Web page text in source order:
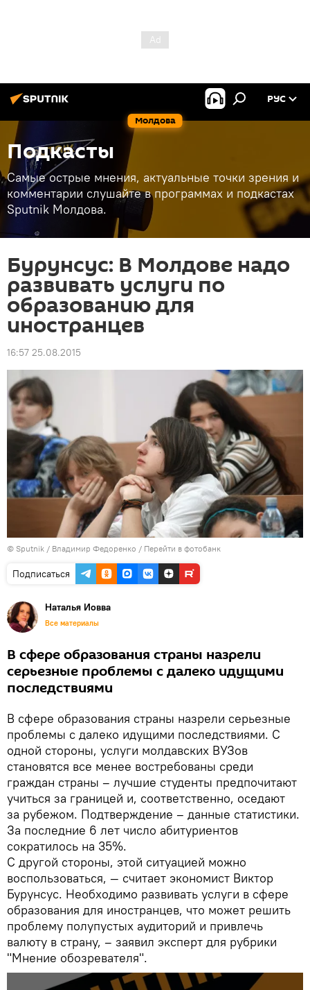
Молдова
РУС
Подкасты
Самые острые мнения, актуальные точки зрения и
комментарии слушайте в программах и подкастах
Sputnik Молдова.
Бурунсус: В Молдове надо
развивать услуги по
образованию для
иностранцев
16:57 25.08.2015
© Sputnik / Владимир Федоренко / Перейти в фотобанк
Подписаться
Наталья Иовва
Все материалы
В сфере образования страны назрели
серьезные проблемы с далеко идущими
последствиями
В сфере образования страны назрели серьезные
проблемы с далеко идущими последствиями. С
одной стороны, услуги молдавских ВУЗов
становятся все менее востребованы среди
граждан страны – лучшие студенты предпочитают
учиться за границей и, соответственно, оседают
за рубежом. Подтверждение – данные статистики.
За последние 6 лет число абитуриентов
сократилось на 35%.
С другой стороны, этой ситуацией можно
воспользоваться, — считает экономист Виктор
Бурунсус. Необходимо развивать услуги в сфере
образования для иностранцев, что может решить
проблему полупустых аудиторий и привлечь
валюту в страну, – заявил эксперт для рубрики
"Мнение обозревателя".